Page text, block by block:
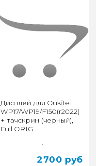
Дисплей для Oukitel
WP17/WP19/F150(r2022)
+ тачскрин (черный),
Full ORIG
..
2700 руб